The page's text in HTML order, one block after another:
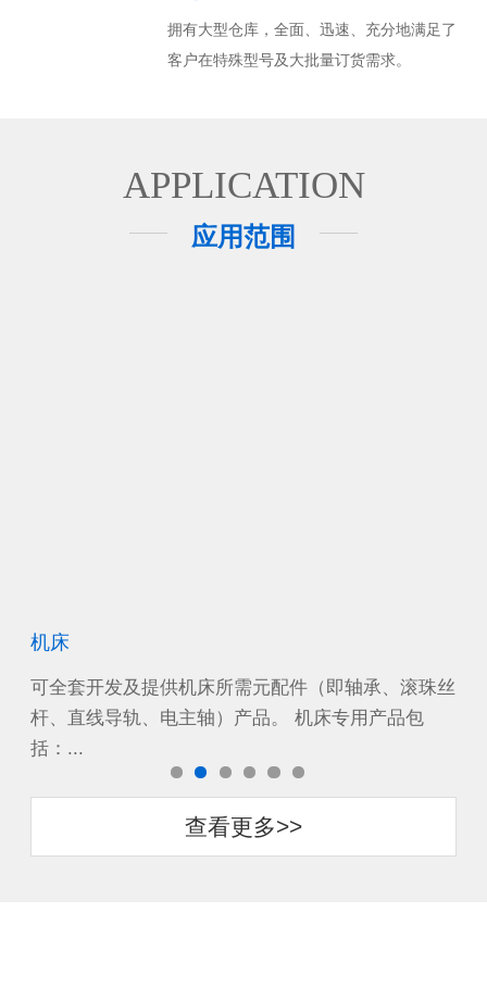
拥有大型仓库，全面、迅速、充分地满足了
客户在特殊型号及大批量订货需求。
APPLICATION
应用范围
机床
可全套开发及提供机床所需元配件（即轴承、滚珠丝
杆、直线导轨、电主轴）产品。 机床专用产品包
括：...
查看更多>>